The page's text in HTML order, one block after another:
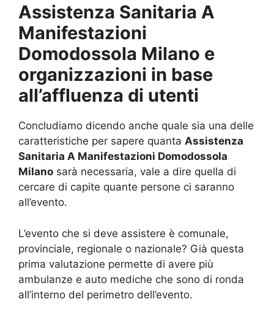
Assistenza Sanitaria A
Manifestazioni
Domodossola Milano e
organizzazioni in base
all’affluenza di utenti
Concludiamo dicendo anche quale sia una delle
caratteristiche per sapere quanta Assistenza
Sanitaria A Manifestazioni Domodossola
Milano sarà necessaria, vale a dire quella di
cercare di capite quante persone ci saranno
all’evento.
L’evento che si deve assistere è comunale,
provinciale, regionale o nazionale? Già questa
prima valutazione permette di avere più
ambulanze e auto mediche che sono di ronda
all’interno del perimetro dell’evento.